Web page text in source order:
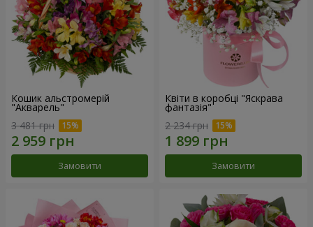
Кошик альстромерій
"Акварель"
3 481 грн
Замовити
Квіти в коробці "Яскрава
фантазія"
2 234 грн
Замовити